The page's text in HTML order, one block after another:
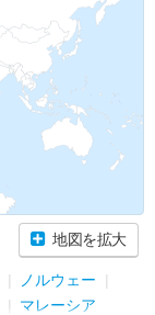
地図を拡大
ノルウェー
マレーシア